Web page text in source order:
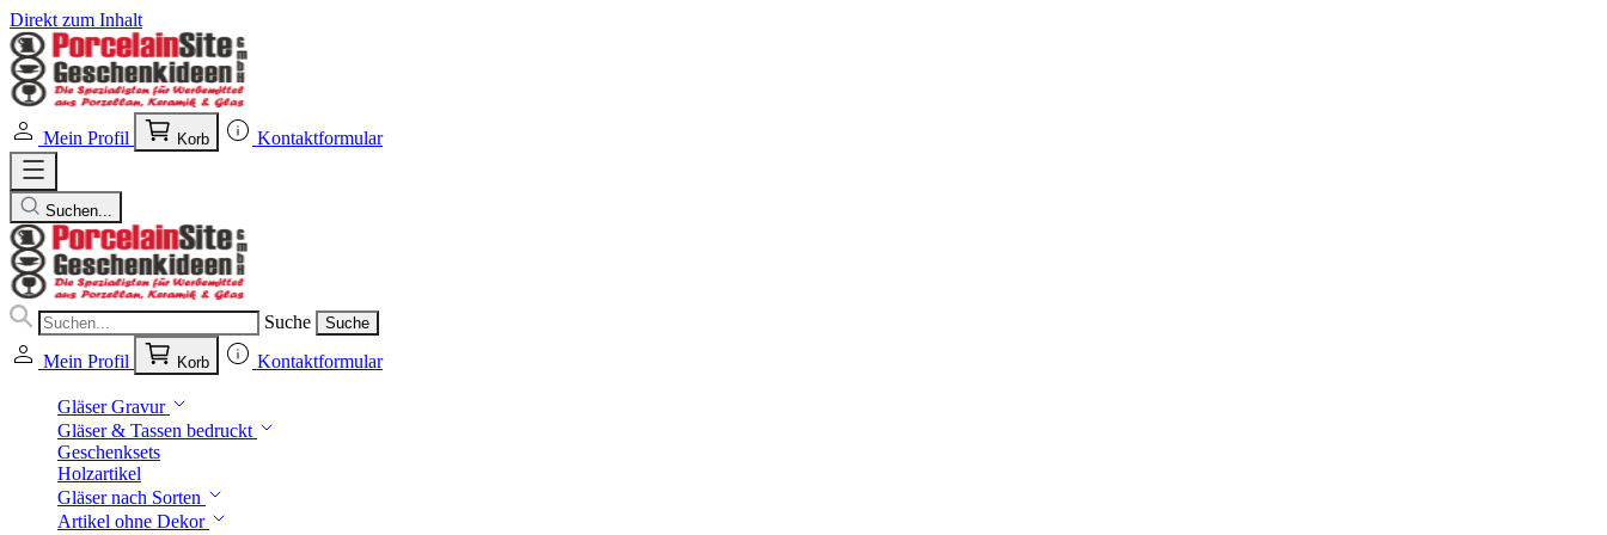
Direkt zum Inhalt
Mein Profil Korb Kontaktformular
Suchen...
Suche Suche
Mein Profil Korb Kontaktformular
Gläser Gravur
Gläser & Tassen bedruckt
Geschenksets
Holzartikel
Gläser nach Sorten
Artikel ohne Dekor